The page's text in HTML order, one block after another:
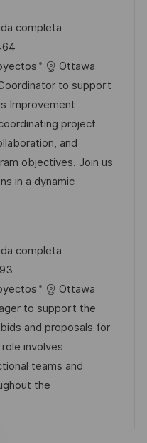
completa
Ottawa
to support
Improvement
project
and
objectives. Join us
in a dynamic
completa
Ottawa
to support the
and proposals for
involves
teams and
the